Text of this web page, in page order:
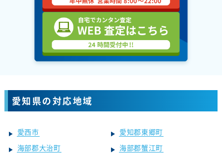
愛知県の対応地域
愛西市
愛知郡東郷町
海部郡大治町
海部郡蟹江町